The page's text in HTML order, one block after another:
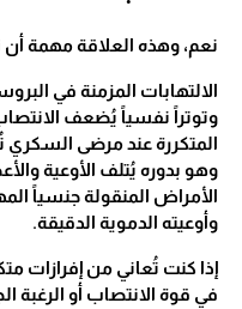
نعم، وهذه العلاقة مهمة
الالتهابات المزمنة في
وتوتراً نفسياً يُضعف
المتكررة عند مرضى
وهو بدوره يُتلف الأوعية
الأمراض المنقولة جنسياً
وأوعيته الدموية الدقيقة.
إذا كنت تُعاني من إفرازات
في قوة الانتصاب أو الرغبة